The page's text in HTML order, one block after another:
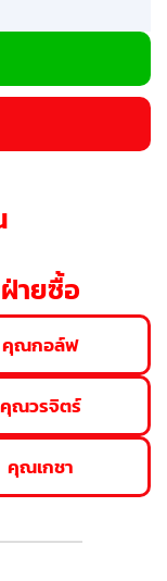
ฝ่ายซื้อ
คุณกอล์ฟ
คุณวรจิตร์
คุณเกชา